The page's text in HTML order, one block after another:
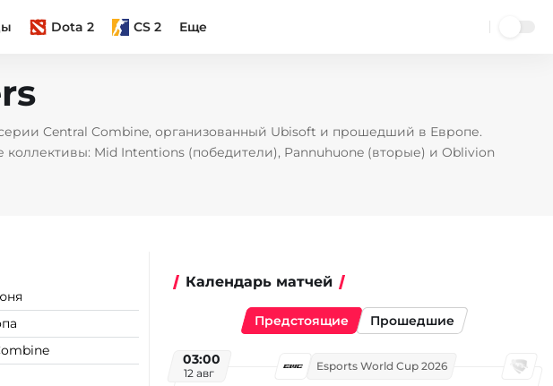
Dota 2 CS 2 Еще
Central Combine, организованный Ubisoft и прошедший в Европе.
Mid Intentions (победители), Pannuhuone (вторые) и Oblivion
Календарь матчей
Предстоящие Прошедшие
03:00
12 авг
Esports World Cup 2026